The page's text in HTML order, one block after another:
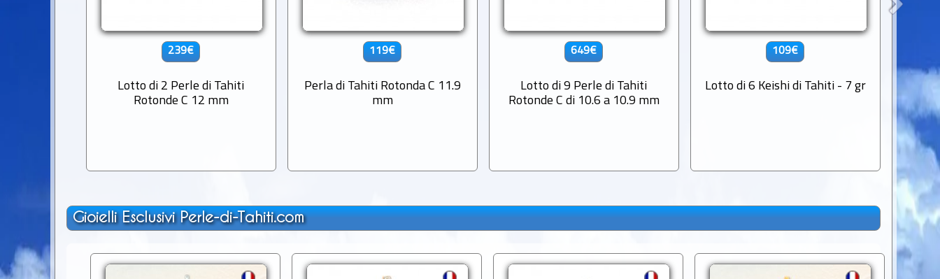
239€
Lotto di 2 Perle di Tahiti
Rotonde C 12 mm
119€
Perla di Tahiti Rotonda C 11.9
mm
649€
Lotto di 9 Perle di Tahiti
Rotonde C di 10.6 a 10.9 mm
109€
Lotto di 6 Keishi di Tahiti - 7 gr
Gioielli Esclusivi Perle-di-Tahiti.com